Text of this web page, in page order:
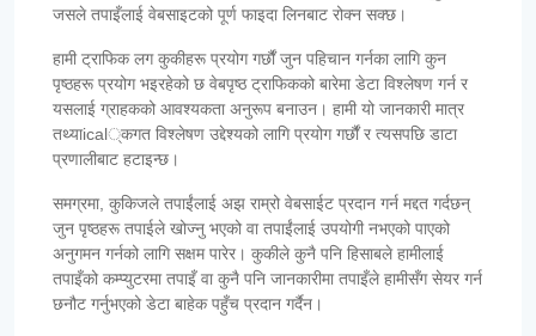
जसले तपाइँलाई वेबसाइटको पूर्ण फाइदा लिनबाट रोक्न सक्छ।
हामी ट्राफिक लग कुकीहरू प्रयोग गर्छौं जुन पहिचान गर्नका लागि कुन
पृष्ठहरू प्रयोग भइरहेको छ वेबपृष्ठ ट्राफिकको बारेमा डेटा विश्लेषण गर्न र
यसलाई ग्राहकको आवश्यकता अनुरूप बनाउन। हामी यो जानकारी मात्र
तथ्याical्कगत विश्लेषण उद्देश्यको लागि प्रयोग गर्छौं र त्यसपछि डाटा
प्रणालीबाट हटाइन्छ।
समग्रमा, कुकिजले तपाईंलाई अझ राम्रो वेबसाईट प्रदान गर्न मद्दत गर्दछन्
जुन पृष्ठहरू तपाईले खोज्नु भएको वा तपाईंलाई उपयोगी नभएको पाएको
अनुगमन गर्नको लागि सक्षम पारेर। कुकीले कुनै पनि हिसाबले हामीलाई
तपाइँको कम्प्युटरमा तपाइँ वा कुनै पनि जानकारीमा तपाइँले हामीसँग सेयर गर्न
छनौट गर्नुभएको डेटा बाहेक पहुँच प्रदान गर्दैन।